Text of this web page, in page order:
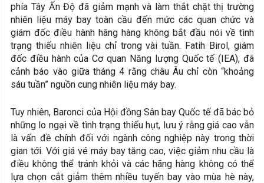
phía Tây Ấn Độ đã giảm mạnh và làm thắt chặt thị trường
nhiên liệu máy bay toàn cầu đến mức các quan chức và
giám đốc điều hành hãng hàng không bắt đầu nói về tình
trạng thiếu nhiên liệu chỉ trong vài tuần. Fatih Birol, giám
đốc điều hành của Cơ quan Năng lượng Quốc tế (IEA), đã
cảnh báo vào giữa tháng 4 rằng châu Âu chỉ còn “khoảng
sáu tuần” nguồn cung nhiên liệu máy bay.
Tuy nhiên, Baronci của Hội đồng Sân bay Quốc tế đã bác bỏ
những lo ngại về tình trạng thiếu hụt, lưu ý rằng giá cao vẫn
là vấn đề chính đối với ngành công nghiệp này trong thời
gian tới. Với giá vé máy bay tăng cao, việc giảm nhu cầu là
điều không thể tránh khỏi và các hãng hàng không có thể
lựa chọn cắt giảm thêm nhiều tuyến bay vào mùa hè này,